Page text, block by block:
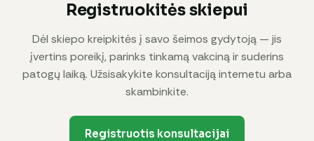
Registruokitės skiepui
Dėl skiepo kreipkitės į savo šeimos gydytoją — jis
įvertins poreikį, parinks tinkamą vakciną ir suderins
patogų laiką. Užsisakykite konsultaciją internetu arba
skambinkite.
Registruotis konsultacijai